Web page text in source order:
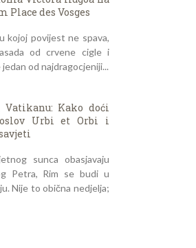
Place des Vosges
kojoj povijest ne spava,
od crvene cigle i
od najdragocjeniji...
Vatikanu: Kako doći
Urbi et Orbi i
sunca obasjavaju
Petra, Rim se budi u
Nije to obična nedjelja;